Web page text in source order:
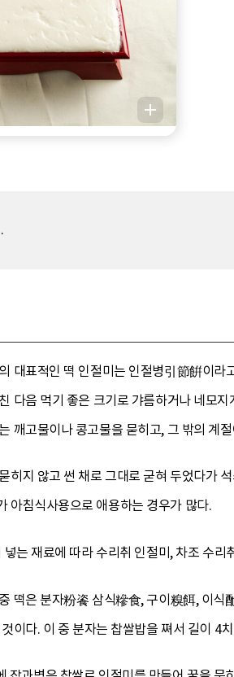
대표적인 떡 인절미는 인절병引節餠이
다음 먹기 좋은 크기로 갸름하거나 네모
깨고물이나 콩고물을 묻히고, 그 밖의 계
히지 않고 썬 채로 그대로 굳혀 두었다가
아침식사용으로 애용하는 경우가 많다.
는 재료에 따라 수리취 인절미, 차조 수리
떡은 분자粉餈 삼식糝食, 구이糗餌, 이
이다. 이 중 분자는 찹쌀밥을 쪄서 길이 4